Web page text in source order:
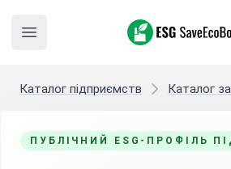
Open main menu
ESG SaveEcoBot
Каталог підприємств Каталог
ПУБЛІЧНИЙ ESG-ПРОФІЛЬ